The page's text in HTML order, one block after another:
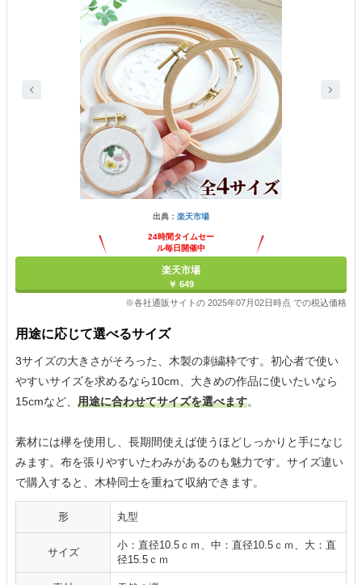
出典： 楽天市場
24時間タイムセー
ル毎日開催中
楽天市場
￥ 649
※各社通販サイトの 2025年07月02日時点 での税込価格
用途に応じて選べるサイズ
3サイズの大きさがそろった、木製の刺繍枠です。初心者で使い
やすいサイズを求めるなら10cm、大きめの作品に使いたいなら
15cmなど、 用途に合わせてサイズを選べます。
素材には欅を使用し、長期間使えば使うほどしっかりと手になじ
みます。布を張りやすいたわみがあるのも魅力です。サイズ違い
で購入すると、木枠同士を重ねて収納できます。
形 丸型
サイズ
小：直径10.5ｃｍ、中：直径10.5ｃｍ、大：直
径15.5ｃｍ